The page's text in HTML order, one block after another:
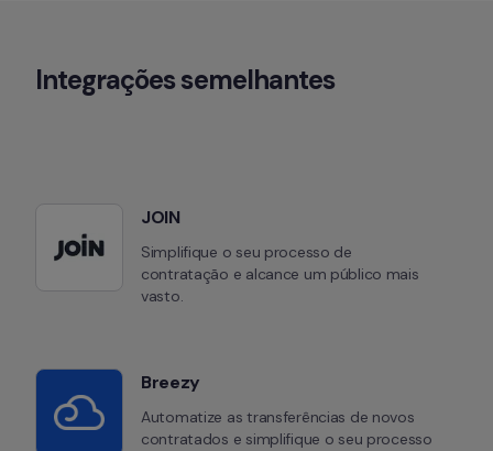
Integrações semelhantes
JOIN
Simplifique o seu processo de
contratação e alcance um público mais
vasto.
Breezy
Automatize as transferências de novos
contratados e simplifique o seu processo